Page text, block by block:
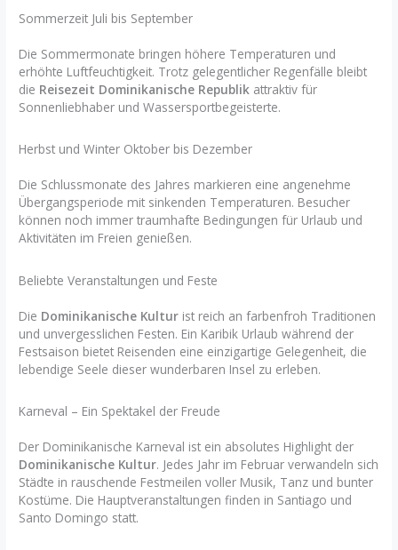
Sommerzeit Juli bis September
Die Sommermonate bringen höhere Temperaturen und
erhöhte Luftfeuchtigkeit. Trotz gelegentlicher Regenfälle bleibt
die Reisezeit Dominikanische Republik attraktiv für
Sonnenliebhaber und Wassersportbegeisterte.
Herbst und Winter Oktober bis Dezember
Die Schlussmonate des Jahres markieren eine angenehme
Übergangsperiode mit sinkenden Temperaturen. Besucher
können noch immer traumhafte Bedingungen für Urlaub und
Aktivitäten im Freien genießen.
Beliebte Veranstaltungen und Feste
Die Dominikanische Kultur ist reich an farbenfroh Traditionen
und unvergesslichen Festen. Ein Karibik Urlaub während der
Festsaison bietet Reisenden eine einzigartige Gelegenheit, die
lebendige Seele dieser wunderbaren Insel zu erleben.
Karneval – Ein Spektakel der Freude
Der Dominikanische Karneval ist ein absolutes Highlight der
Dominikanische Kultur. Jedes Jahr im Februar verwandeln sich
Städte in rauschende Festmeilen voller Musik, Tanz und bunter
Kostüme. Die Hauptveranstaltungen finden in Santiago und
Santo Domingo statt.